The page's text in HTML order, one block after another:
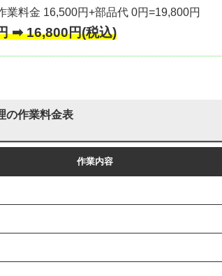
業料金 16,500円+部品代 0円=19,800円
➡ 16,800円(税込)
の作業料金表
作業内容